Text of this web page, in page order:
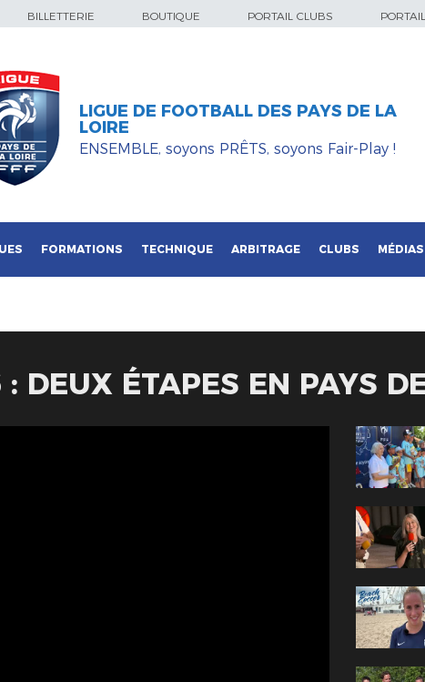
BILLETTERIE BOUTIQUE PORTAIL CLUBS
LIGUE DE FOOTBALL DES PAYS DE LA
LOIRE
ENSEMBLE, soyons PRÊTS, soyons Fair-Play !
FORMATIONS TECHNIQUE ARBITRAGE CLUBS MÉDIAS
DEUX ÉTAPES EN PAYS